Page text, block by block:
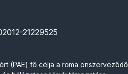
21229525
(PAE) fő célja a roma önszerveződő